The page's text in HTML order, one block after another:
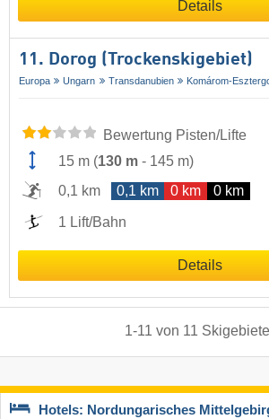
Details
11. Dorog (Trockenskigebiet)
Europa Ungarn Transdanubien Komárom-
Bewertung Pisten/Lifte
15 m (130 m - 145 m)
0,1 km
0,1 km 0 km 0 km
1 Lift/Bahn
Details
1-11 von 11
Hotels: Nordungarisches